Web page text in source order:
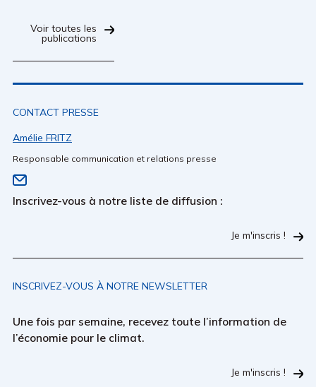
Voir toutes les
publications
CONTACT PRESSE
Amélie FRITZ
Responsable communication et relations presse
Inscrivez-vous à notre liste de diffusion :
Je m'inscris !
INSCRIVEZ-VOUS À NOTRE NEWSLETTER
Une fois par semaine, recevez toute l’information de
l’économie pour le climat.
Je m'inscris !